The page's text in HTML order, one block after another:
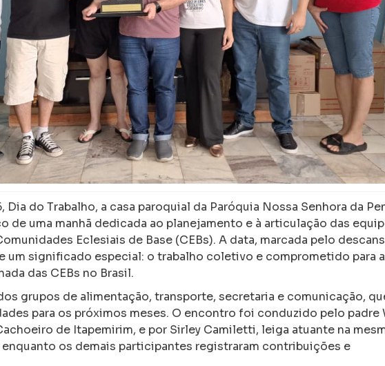
do Trabalho, a casa paroquial da Paróquia Nossa Senhora da
de uma manhã dedicada ao planejamento e à articulação das
Eclesiais de Base (CEBs). A data, marcada pelo
um significado especial: o trabalho coletivo e comprometido para
das CEBs no Brasil.
grupos de alimentação, transporte, secretaria e comunicação,
para os próximos meses. O encontro foi conduzido pelo padre
de Itapemirim, e por Sirley Camiletti, leiga atuante na
os demais participantes registraram contribuições e